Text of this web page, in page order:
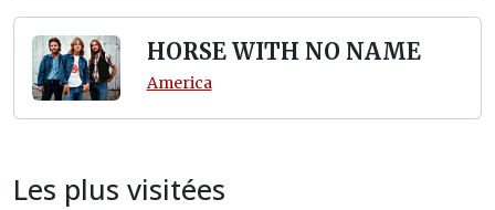
HORSE WITH NO NAME
America
Les plus visitées